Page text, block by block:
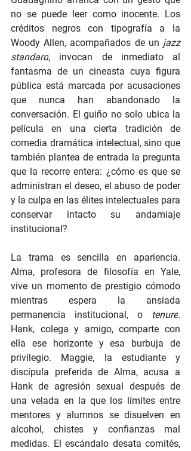
no se puede leer como inocente. Los
créditos negros con tipografía a la
Woody Allen, acompañados de un jazz
standard, invocan de inmediato al
fantasma de un cineasta cuya figura
pública está marcada por acusaciones
que nunca han abandonado la
conversación. El guiño no solo ubica la
película en una cierta tradición de
comedia dramática intelectual, sino que
también plantea de entrada la pregunta
que la recorre entera: ¿cómo es que se
administran el deseo, el abuso de poder
y la culpa en las élites intelectuales para
conservar intacto su andamiaje
institucional?
La trama es sencilla en apariencia.
Alma, profesora de filosofía en Yale,
vive un momento de prestigio cómodo
mientras espera la ansiada
permanencia institucional, o
tenure.
Hank, colega y amigo, comparte con
ella ese horizonte y esa burbuja de
privilegio. Maggie, la estudiante y
discípula preferida de Alma, acusa a
Hank de agresión sexual después de
una velada en la que los límites entre
mentores y alumnos se disuelven en
alcohol, chistes y confianzas mal
medidas. El escándalo desata comités,